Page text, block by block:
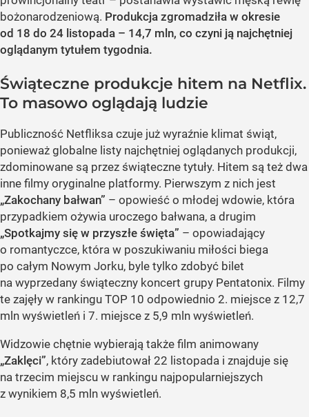
bożonarodzeniową. Produkcja zgromadziła w okresie
od 18 do 24 listopada – 14,7 mln, co czyni ją najchętniej
oglądanym tytułem tygodnia.
Świąteczne produkcje hitem na Netflix.
To masowo oglądają ludzie
Publiczność Netfliksa czuje już wyraźnie klimat świąt,
ponieważ globalne listy najchętniej oglądanych produkcji,
zdominowane są przez świąteczne tytuły. Hitem są też dwa
inne filmy oryginalne platformy. Pierwszym z nich jest
„Zakochany bałwan” – opowieść o młodej wdowie, która
przypadkiem ożywia uroczego bałwana, a drugim
„Spotkajmy się w przyszłe święta” – opowiadający
o romantyczce, która w poszukiwaniu miłości biega
po całym Nowym Jorku, byle tylko zdobyć bilet
na wyprzedany świąteczny koncert grupy Pentatonix. Filmy
te zajęły w rankingu TOP 10 odpowiednio 2. miejsce z 12,7
mln wyświetleń i 7. miejsce z 5,9 mln wyświetleń.
Widzowie chętnie wybierają także film animowany
„Zaklęci”, który zadebiutował 22 listopada i znajduje się
na trzecim miejscu w rankingu najpopularniejszych
z wynikiem 8,5 mln wyświetleń.